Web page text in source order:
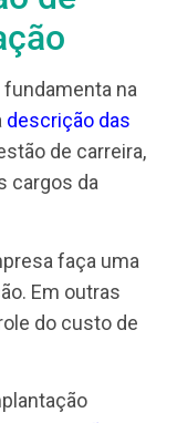
esse
que o
menos que
dificultar a
perda de bons
hoje é
A
de